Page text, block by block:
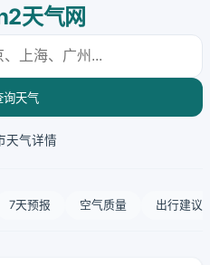
天气网
天气
天气详情
7天预报 空气质量 出行建议